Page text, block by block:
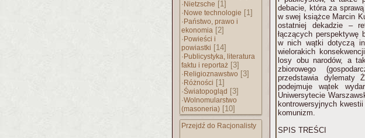
· Nietzsche [1]
· Nowe technologie [1]
· Państwo, prawo i
ekonomia [2]
· Powieści i
powiastki [14]
· Publicystyka, literatura
faktu i reportaż [3]
· Religioznawstwo [3]
· Różności [1]
·Światopogląd [3]
·Wolnomularstwo
(masoneria) [10]
Przejdź do Racjonalisty
debacie, która za sprawą
w swej książce Marcin
ostatniej dekadzie –
łączących perspektywę
w nich wątki dotyczą
wielorakich
losy obu narodów, a
zbiorowego
przedstawia dylematy
podejmuje wątek
Uniwersytecie
kontrowersyjnych
komunizm.
SPIS TREŚCI